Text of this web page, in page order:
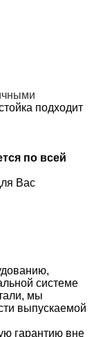
подходит
по всей
Вас
системе
мы
выпускаемой
гарантию вне